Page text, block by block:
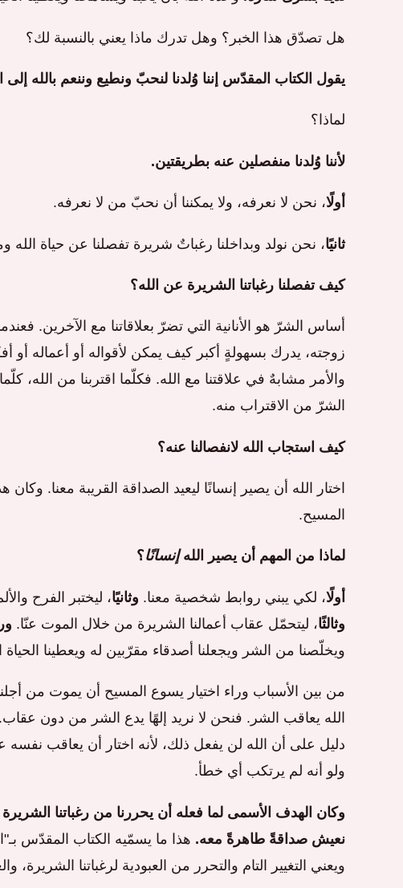
هل تصدّق هذا الخبر؟ وهل تدرك ماذا يعني بالنسبة لك؟
يقول الكتاب المقدّس إننا وُلدنا لنحبّ ونطيع وننعم بالله إلى
لماذا؟
لأننا وُلدنا منفصلين عنه بطريقتين.
أولًا، نحن لا نعرفه، ولا يمكننا أن نحبّ من لا نعرفه.
ثانيًا، نحن نولد وبداخلنا رغباتٌ شريرة تفصلنا عن حياة
كيف تفصلنا رغباتنا الشريرة عن الله؟
أساس الشرّ هو الأنانية التي تضرّ بعلاقاتنا مع الآخرين.
زوجته، يدرك بسهولةٍ أكبر كيف يمكن لأقواله أو أعماله أو
والأمر مشابهٌ في علاقتنا مع الله. فكلّما اقتربنا من الله،
الشرّ من الاقتراب منه.
كيف استجاب الله لانفصالنا عنه؟
اختار الله أن يصير إنسانًا ليعيد الصداقة القريبة معنا. وكان
المسيح.
لماذا من المهم أن يصير اللهإنسانًا؟
أولًا، لكي يبني روابط شخصية معنا. وثانيًا، ليختبر الفرح
وثالثًا، ليتحمّل عقاب أعمالنا الشريرة من خلال الموت عنّا.
ويخلّصنا من الشر ويجعلنا أصدقاء مقرّبين له ويعطينا الحياة
من بين الأسباب وراء اختيار يسوع المسيح أن يموت من
الله يعاقب الشر. فنحن لا نريد إلهًا يدع الشر من دون
دليل على أن الله لن يفعل ذلك، لأنه اختار أن يعاقب نفسه
ولو أنه لم يرتكب أي خطأ.
وكان الهدف الأسمى لما فعله أن يحررنا من رغباتنا الشريرة
نعيش صداقةً طاهرةً معه. هذا ما يسمّيه الكتاب المقدّس
ويعني التغيير التام والتحرر من العبودية لرغباتنا الشريرة،